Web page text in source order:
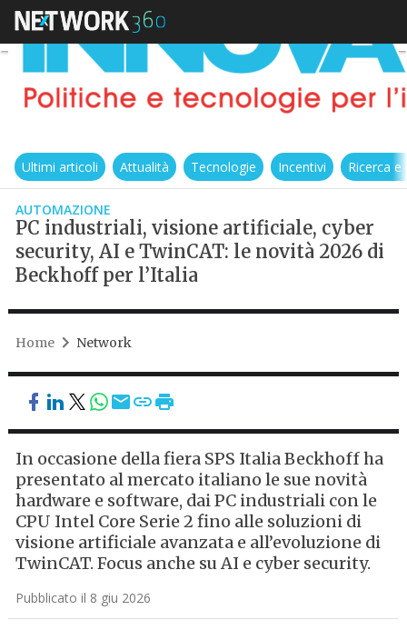
Ultimi articoli Attualità Tecnologie Incentivi Ricerca
AUTOMAZIONE
PC industriali, visione artificiale, cyber
security, AI e TwinCAT: le novità 2026 di
Beckhoff per l’Italia
Home Network
In occasione della fiera SPS Italia Beckhoff ha
presentato al mercato italiano le sue novità
hardware e software, dai PC industriali con le
CPU Intel Core Serie 2 fino alle soluzioni di
visione artificiale avanzata e all’evoluzione di
TwinCAT. Focus anche su AI e cyber security.
Pubblicato il 8 giu 2026